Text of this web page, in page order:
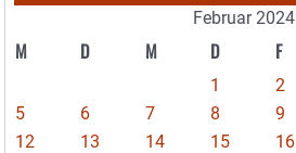
Februar 2024
M D M D F
1 2
5
6 7 8 9
12
13 14 15 16